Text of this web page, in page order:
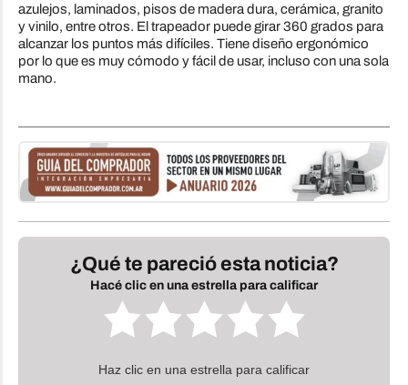
azulejos, laminados, pisos de madera dura, cerámica, granito
y vinilo, entre otros. El trapeador puede girar 360 grados para
alcanzar los puntos más difíciles. Tiene diseño ergonómico
por lo que es muy cómodo y fácil de usar, incluso con una sola
mano.
¿Qué te pareció esta noticia?
Hacé clic en una estrella para calificar
Haz clic en una estrella para calificar